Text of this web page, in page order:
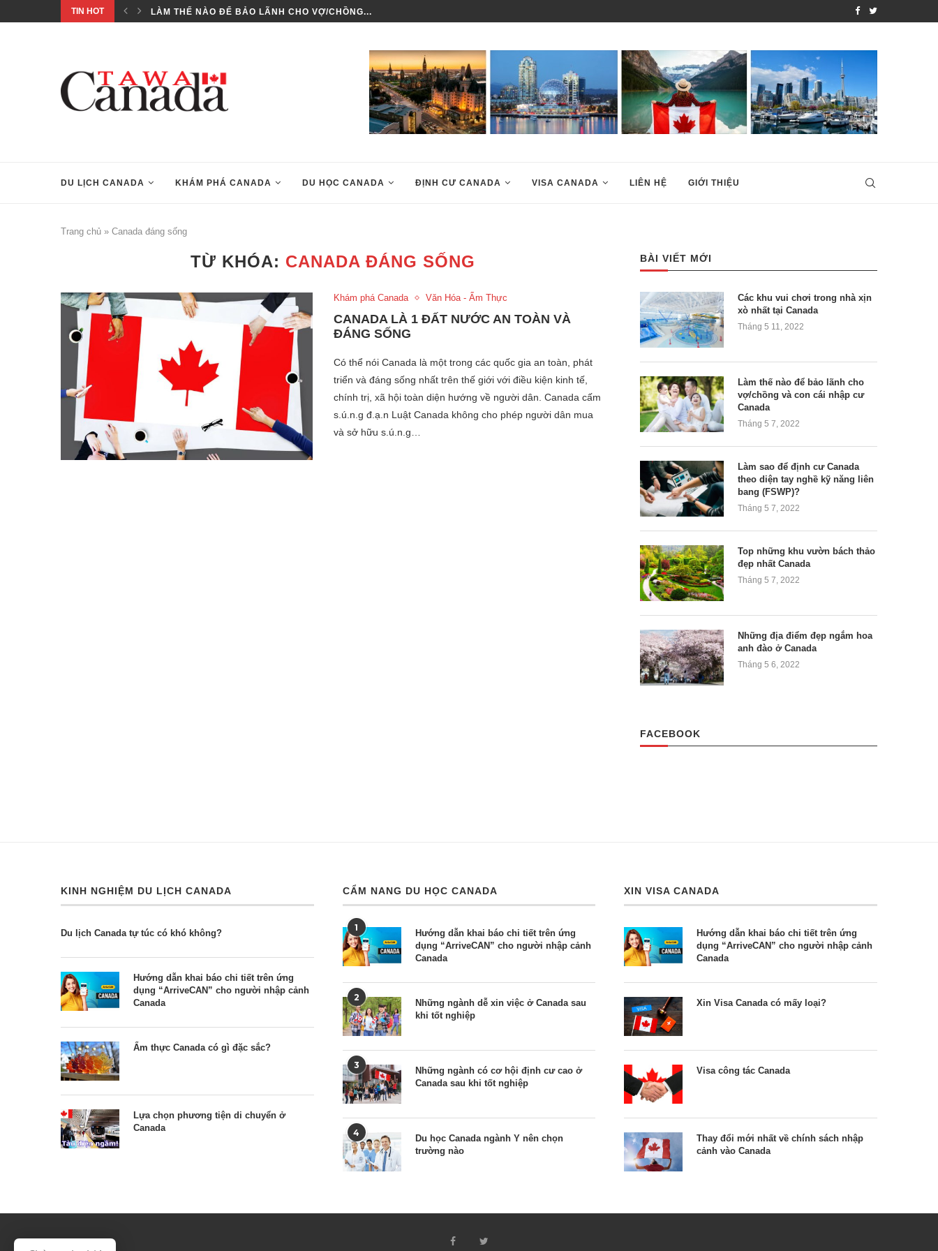
TIN HOT LÀM THẾ NÀO ĐỂ BẢO LÃNH CHO VỢ/CHỒNG... TOP NHỮNG KHU
DU LỊCH CANADA KHÁM PHÁ CANADA DU HỌC CANADA ĐỊNH CƯ CANADA VISA CANADA LIÊN HỆ GIỚI THIỆU
Trang chủ » Canada đáng sống
TỪ KHÓA: CANADA ĐÁNG SỐNG
Khám phá Canada Văn Hóa - Ẩm Thực
CANADA LÀ 1 ĐẤT NƯỚC AN TOÀN VÀ
ĐÁNG SỐNG
Có thể nói Canada là một trong các quốc gia an toàn, phát
triển và đáng sống nhất trên thế giới với điều kiện kinh tế,
chính trị, xã hội toàn diện hướng về người dân. Canada cấm
s.ú.n.g đ.ạ.n Luật Canada không cho phép người dân mua
và sở hữu s.ú.n.g…
BÀI VIẾT MỚI
Các khu vui chơi trong nhà xịn
xò nhất tại Canada
Tháng 5 11, 2022
Làm thế nào để bảo lãnh cho
vợ/chồng và con cái nhập cư
Canada
Tháng 5 7, 2022
Làm sao để định cư Canada
theo diện tay nghề kỹ năng liên
bang (FSWP)?
Tháng 5 7, 2022
Top những khu vườn bách thảo
đẹp nhất Canada
Tháng 5 7, 2022
Những địa điểm đẹp ngắm hoa
anh đào ở Canada
Tháng 5 6, 2022
FACEBOOK
KINH NGHIỆM DU LỊCH CANADA
Du lịch Canada tự túc có khó không?
Hướng dẫn khai báo chi tiết trên ứng
dụng “ArriveCAN” cho người nhập cảnh
Canada
Ẩm thực Canada có gì đặc sắc?
Lựa chọn phương tiện di chuyển ở
Canada
CẨM NANG DU HỌC CANADA
1
Hướng dẫn khai báo chi tiết trên ứng
dụng “ArriveCAN” cho người nhập cảnh
Canada
2
Những ngành dễ xin việc ở Canada sau
khi tốt nghiệp
3
Những ngành có cơ hội định cư cao ở
Canada sau khi tốt nghiệp
4
Du học Canada ngành Y nên chọn
trường nào
XIN VISA CANADA
Hướng dẫn khai báo chi tiết trên ứng
dụng “ArriveCAN” cho người nhập cảnh
Canada
Xin Visa Canada có mấy loại?
Visa công tác Canada
Thay đổi mới nhất về chính sách nhập
cảnh vào Canada